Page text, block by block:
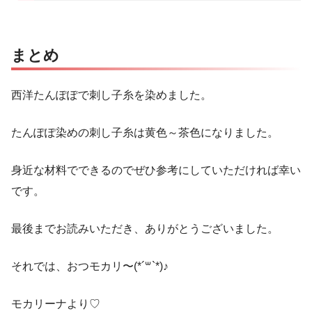
まとめ
西洋たんぽぽで刺し子糸を染めました。
たんぽぽ染めの刺し子糸は黄色～茶色になりました。
身近な材料でできるのでぜひ参考にしていただければ幸い
です。
最後までお読みいただき、ありがとうございました。
それでは、おつモカリ〜(*´꒳`*)♪
モカリーナより♡